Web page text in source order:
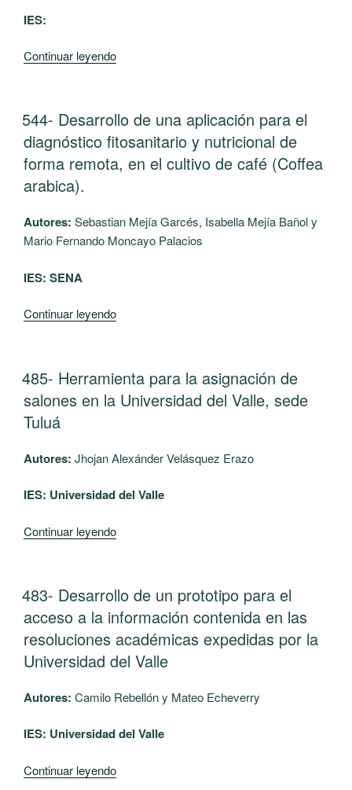
Pance
IES:
Continuar leyendo“557-
mejora
de
la
competitividad
uso
de
Seis
la
empresa
Refugio
Verdes
y
turismo
de
la
de
de
PUBLICADO
EL
544- Desarrollo de una aplicación para el
diagnóstico fitosanitario y nutricional de
forma remota, en el cultivo de café (Coffea
arabica).
Autores: Sebastian Mejía Garcés, Isabella Mejía Bañol y
Mario Fernando Moncayo Palacios
IES: SENA
Continuar leyendo“544-
una
aplicación
para
fitosanitario
nutricional
forma
el
cultivo
de
café
(Coffea
arabica).”
PUBLICADO
EL
485- Herramienta para la asignación de
salones en la Universidad del Valle, sede
Tuluá
Autores: Jhojan Alexánder Velásquez Erazo
IES: Universidad del Valle
Continuar leyendo“485-
la
asignación
de
salones
en
Universidad
Valle,
Tuluá”
PUBLICADO
EL
483- Desarrollo de un prototipo para el
acceso a la información contenida en las
resoluciones académicas expedidas por la
Universidad del Valle
Autores: Camilo Rebellón y Mateo Echeverry
IES: Universidad del Valle
Continuar leyendo“483-